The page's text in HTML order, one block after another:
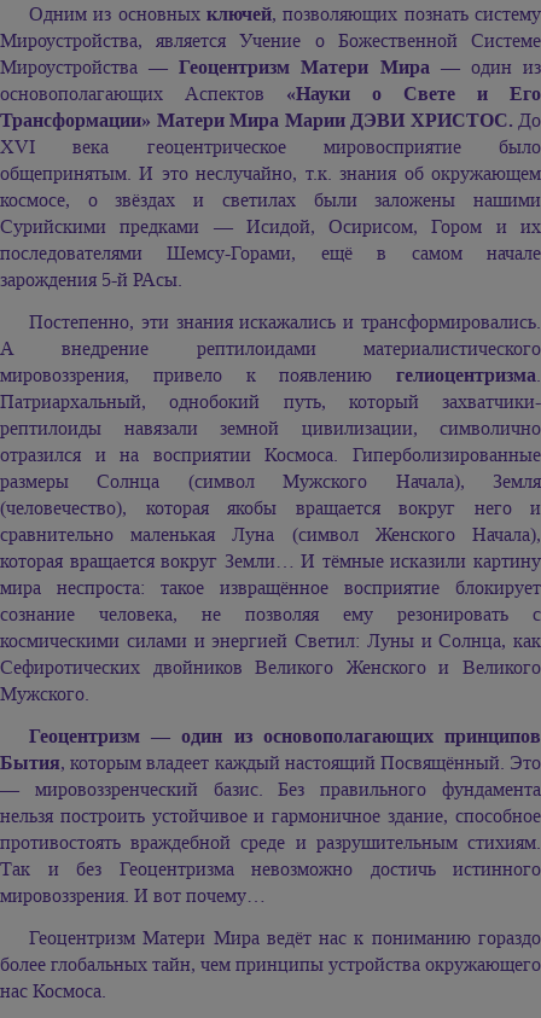
Одним из основных ключей, позволяющих познать систему
Мироустройства, является Учение о Божественной Системе
Мироустройства —Геоцентризм Матери Мира — один из
основополагающих Аспектов «Науки о Свете и Его
Трансформации» Матери Мира Марии ДЭВИ ХРИСТОС. До
XVI века геоцентрическое мировосприятие было
общепринятым. И это неслучайно, т.к. знания об окружающем
космосе, о звёздах и светилах были заложены нашими
Сурийскими предками — Исидой, Осирисом, Гором и их
последователями Шемсу-Горами, ещё в самом начале
зарождения 5-й РАсы.
Постепенно, эти знания искажались и трансформировались.
А внедрение рептилоидами материалистического
мировоззрения, привело к появлению гелиоцентризма.
Патриархальный, однобокий путь, который захватчики-
рептилоиды навязали земной цивилизации, символично
отразился и на восприятии Космоса. Гиперболизированные
размеры Солнца (символ Мужского Начала), Земля
(человечество), которая якобы вращается вокруг него и
сравнительно маленькая Луна (символ Женского Начала),
которая вращается вокруг Земли… И тёмные исказили картину
мира неспроста: такое извращённое восприятие блокирует
сознание человека, не позволяя ему резонировать с
космическими силами и энергией Светил: Луны и Солнца, как
Сефиротических двойников Великого Женского и Великого
Мужского.
Геоцентризм — один из основополагающих принципов
Бытия, которым владеет каждый настоящий Посвящённый. Это
— мировоззренческий базис. Без правильного фундамента
нельзя построить устойчивое и гармоничное здание, способное
противостоять враждебной среде и разрушительным стихиям.
Так и без Геоцентризма невозможно достичь истинного
мировоззрения. И вот почему…
Геоцентризм Матери Мира ведёт нас к пониманию гораздо
более глобальных тайн, чем принципы устройства окружающего
нас Космоса.